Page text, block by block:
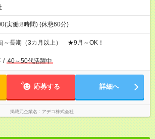
実働:8時間) (休憩60分)
～長期（3カ月以上） ★9月～OK！
/ 40～50代活躍中
応募する 詳細へ
掲載元企業名 アデコ株式会社